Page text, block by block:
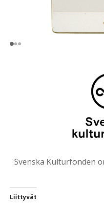
Svenska Kulturfonden
Liittyvät